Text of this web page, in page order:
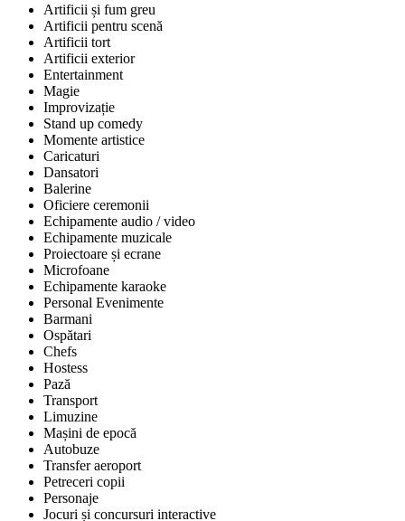
Artificii și fum greu
Artificii pentru scenă
Artificii tort
Artificii exterior
Entertainment
Magie
Improvizație
Stand up comedy
Momente artistice
Caricaturi
Dansatori
Balerine
Oficiere ceremonii
Echipamente audio / video
Echipamente muzicale
Proiectoare și ecrane
Microfoane
Echipamente karaoke
Personal Evenimente
Barmani
Ospătari
Chefs
Hostess
Pază
Transport
Limuzine
Mașini de epocă
Autobuze
Transfer aeroport
Petreceri copii
Personaje
Jocuri și concursuri interactive